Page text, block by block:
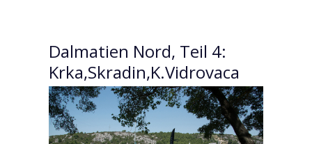
Dalmatien Nord, Teil 4:
Krka,Skradin,K.Vidrovaca